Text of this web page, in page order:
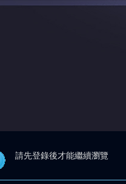
請先登錄後才能繼續瀏覽